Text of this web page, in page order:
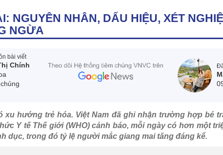
NGUYÊN NHÂN, DẤU HIỆU, XÉT
NGỪA
bài viết
Chính
xu hướng trẻ hóa. Việt Nam đã ghi nhận trường hợp bé
Y tế Thế giới (WHO) cảnh báo, mỗi ngày có hơn một
dục, trong đó tỷ lệ người mắc giang mai tăng đáng kể.